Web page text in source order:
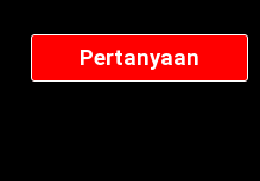
Pertanyaan